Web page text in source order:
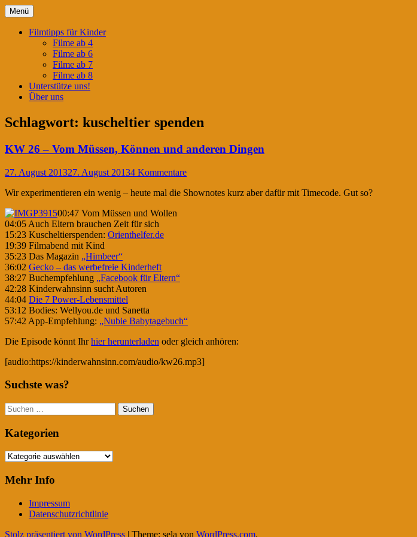
Springe
zum
InhaltKinderwahnsinn
Menü
Filmtipps für Kinder
Filme ab 4
Filme ab 6
Filme ab 7
Filme ab 8
Unterstütze uns!
Über uns
Schlagwort: kuscheltier spenden
KW 26 – Vom Müssen, Können und anderen Dingen
27. August 201327. August 20134 Kommentare
Wir experimentieren ein wenig – heute mal die Shownotes kurz aber dafür mit Timecode. Gut so?
00:47 Vom Müssen und Wollen
04:05 Auch Eltern brauchen Zeit für sich
15:23 Kuscheltierspenden: Orienthelfer.de
19:39 Filmabend mit Kind
35:23 Das Magazin „Himbeer“
36:02 Gecko – das werbefreie Kinderheft
38:27 Buchempfehlung „Facebook für Eltern“
42:28 Kinderwahnsinn sucht Autoren
44:04 Die 7 Power-Lebensmittel
53:12 Bodies: Wellyou.de und Sanetta
57:42 App-Empfehlung: „Nubie Babytagebuch“
Die Episode könnt Ihrhier herunterladen oder gleich anhören:
[audio:https://kinderwahnsinn.com/audio/kw26.mp3]
Suchste was?
Suchen
nach:
Kategorien
Kategorien
Mehr Info
Impressum
Datenschutzrichtlinie
Stolz präsentiert von WordPress | Theme: sela von WordPress.com.